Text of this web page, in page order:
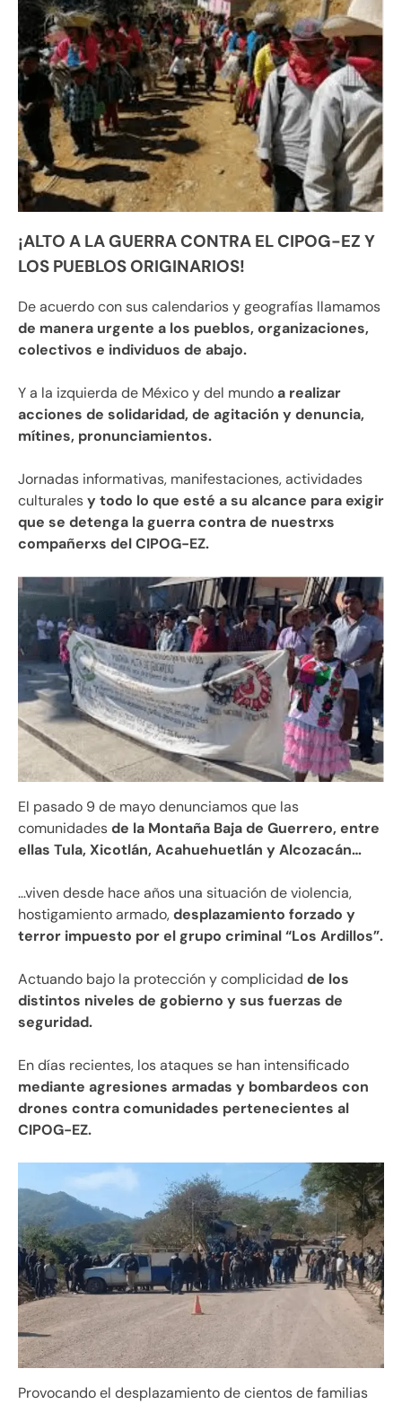
¡ALTO A LA GUERRA CONTRA EL CIPOG-EZ Y
LOS PUEBLOS ORIGINARIOS!
De acuerdo con sus calendarios y geografías llamamos
de manera urgente a los pueblos, organizaciones,
colectivos e individuos de abajo.
Y a la izquierda de México y del mundoa realizar
acciones de solidaridad, de agitación y denuncia,
mítines, pronunciamientos.
Jornadas informativas, manifestaciones, actividades
culturalesy todo lo que esté a su alcance para exigir
que se detenga la guerra contra de nuestrxs
compañerxs del CIPOG-EZ.
El pasado 9 de mayo denunciamos que las
comunidadesde la Montaña Baja de Guerrero, entre
ellas Tula, Xicotlán, Acahuehuetlán y Alcozacán…
…viven desde hace años una situación de violencia,
hostigamiento armado,desplazamiento forzado y
terror impuesto por el grupo criminal “Los Ardillos”.
Actuando bajo la protección y complicidad de los
distintos niveles de gobierno y sus fuerzas de
seguridad.
En días recientes, los ataques se han intensificado
mediante agresiones armadas y bombardeos con
drones contra comunidades pertenecientes al
CIPOG-EZ.
Provocando el desplazamiento de cientos de familias